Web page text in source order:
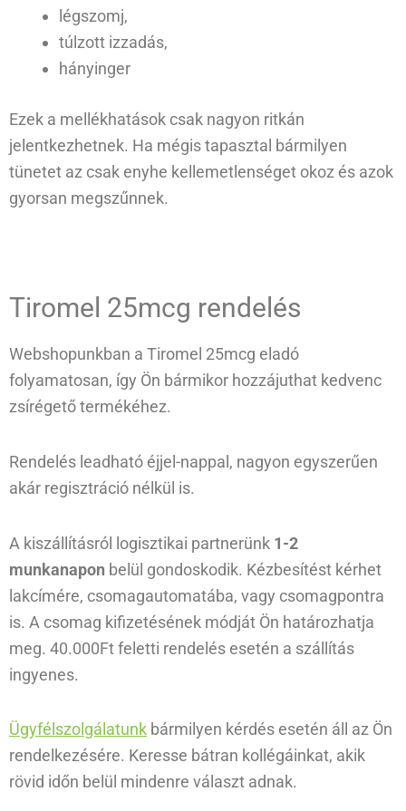
légszomj,
túlzott izzadás,
hányinger
Ezek a mellékhatások csak nagyon ritkán
jelentkezhetnek. Ha mégis tapasztal bármilyen
tünetet az csak enyhe kellemetlenséget okoz és azok
gyorsan megszűnnek.
Tiromel 25mcg rendelés
Webshopunkban a Tiromel 25mcg eladó
folyamatosan, így Ön bármikor hozzájuthat kedvenc
zsírégető termékéhez.
Rendelés leadható éjjel-nappal, nagyon egyszerűen
akár regisztráció nélkül is.
A kiszállításról logisztikai partnerünk 1-2
munkanapon belül gondoskodik. Kézbesítést kérhet
lakcímére, csomagautomatába, vagy csomagpontra
is. A csomag kifizetésének módját Ön határozhatja
meg. 40.000Ft feletti rendelés esetén a szállítás
ingyenes.
Ügyfélszolgálatunk bármilyen kérdés esetén áll az Ön
rendelkezésére. Keresse bátran kollégáinkat, akik
rövid időn belül mindenre választ adnak.